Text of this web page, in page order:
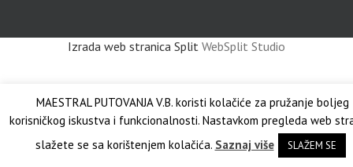
Izrada web stranica Split WebSplit Studio
MAESTRAL PUTOVANJA V.B. koristi kolačiće za pružanje boljeg
korisničkog iskustva i funkcionalnosti. Nastavkom pregleda web
slažete se sa korištenjem kolačića. Saznaj više SLAŽEM SE